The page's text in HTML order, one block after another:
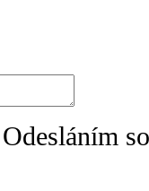
Odesláním